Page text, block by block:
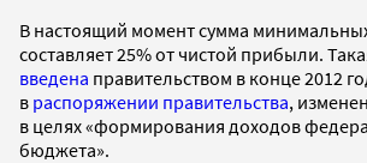
В настоящий момент сумма
составляет 25% от чистой прибыли.
введена правительством в конце 2012
в распоряжении правительства,
в целях «формирования доходов
бюджета».